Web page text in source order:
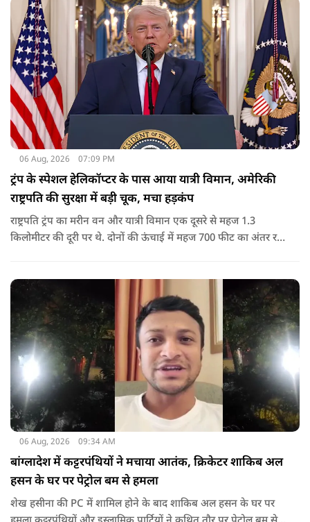
06 Aug, 2026 07:09 PM
ट्रंप के स्पेशल हेलिकॉप्टर के पास आया यात्री विमान, अमेरिकी
राष्ट्रपति की सुरक्षा में बड़ी चूक, मचा हड़कंप
राष्ट्रपति ट्रंप का मरीन वन और यात्री विमान एक दूसरे से महज 1.3
किलोमीटर की दूरी पर थे. दोनों की ऊंचाई में महज 700 फीट का अंतर रह
06 Aug, 2026 09:34 AM
बांग्लादेश में कट्टरपंथियों ने मचाया आतंक, क्रिकेटर शाकिब अल
हसन के घर पर पेट्रोल बम से हमला
शेख हसीना की PC में शामिल होने के बाद शाकिब अल हसन के घर पर